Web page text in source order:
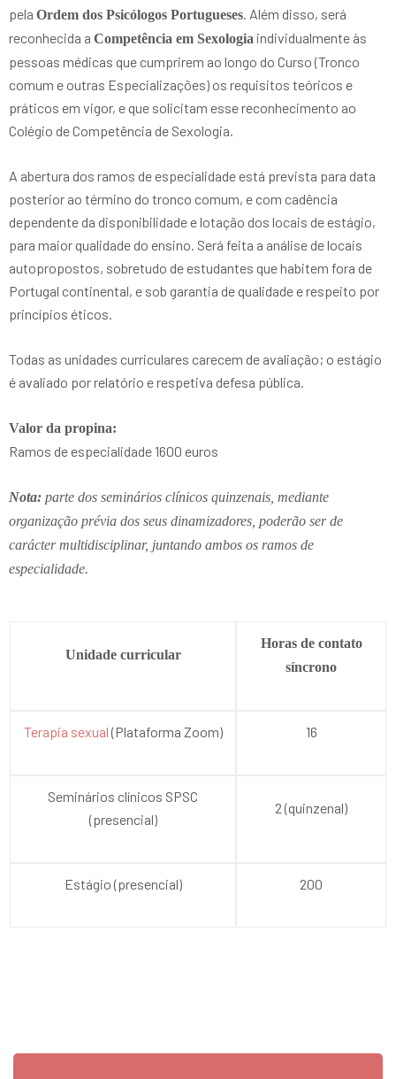
pela Ordem dos Psicólogos Portugueses. Além disso, será
reconhecida a Competência em Sexologia individualmente às
pessoas médicas que cumprirem ao longo do Curso (Tronco
comum e outras Especializações) os requisitos teóricos e
práticos em vigor, e que solicitam esse reconhecimento ao
Colégio de Competência de Sexologia.
A abertura dos ramos de especialidade está prevista para data
posterior ao término do tronco comum, e com cadência
dependente da disponibilidade e lotação dos locais de estágio,
para maior qualidade do ensino. Será feita a análise de locais
autopropostos, sobretudo de estudantes que habitem fora de
Portugal continental, e sob garantia de qualidade e respeito por
princípios éticos.
Todas as unidades curriculares carecem de avaliação; o estágio
é avaliado por relatório e respetiva defesa pública.
Valor da propina:
Ramos de especialidade 1600 euros
Nota: parte dos seminários clínicos quinzenais, mediante
organização prévia dos seus dinamizadores, poderão ser de
carácter multidisciplinar, juntando ambos os ramos de
especialidade.
Unidade curricular
Horas de contato
síncrono
Terapia sexual (Plataforma Zoom) 16
Seminários clínicos SPSC
(presencial)
2 (quinzenal)
Estágio (presencial) 200